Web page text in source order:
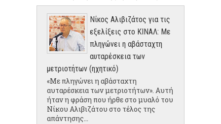
Νίκος Αλιβιζάτος για τις
εξελίξεις στο ΚΙΝΑΛ: Με
πληγώνει η αβάσταχτη
αυταρέσκεια των
μετριοτήτων (ηχητικό)
«Με πληγώνει η αβάσταχτη
αυταρέσκεια των μετριοτήτων». Αυτή
ήταν η φράση που ήρθε στο μυαλό του
Νίκου Αλιβιζάτου στο τέλος της
απάντησης...